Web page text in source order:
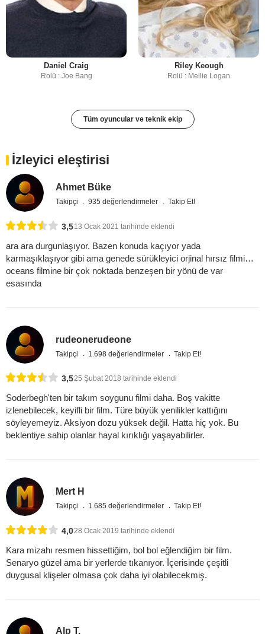
Daniel Craig
Rolü : Joe Bang
Riley Keough
Rolü : Mellie Logan
Tüm oyuncular ve teknik ekip
İzleyici eleştirisi
Ahmet Büke
Takipçi 935 değerlendirmeler Takip Et!
3,513 Ocak 2021 tarihinde eklendi
ara ara durgunlaşıyor. Bazen konuda kaçıyor yada
karmaşıklaşıyor gibi ama genede sürükleyici orjinal hırsız filmi…
oceans filmine bir çok noktada benzeşen bir yönü de var
esasında
rudeonerudeone
Takipçi 1.698 değerlendirmeler Takip Et!
3,525 Şubat 2018 tarihinde eklendi
Soderbegh'ten bir takım soygunu filmi daha. Boş vakitte
izlenebilecek, keyifli bir film. Türe büyük yenilikler kattığını
söyleyemeyiz. Aksiyon dozu yüksek değil. Hatta hiç yok. Bu
beklentiye sahip olanlar hayal kırıklığı yaşayabilirler.
Mert H
Takipçi 1.685 değerlendirmeler Takip Et!
4,028 Ocak 2019 tarihinde eklendi
Kara mizahı resmen hissettiğim, bol bol eğlendiğim bir film.
Senaryo güzel ama bir yerlerde tıkanıyor. İçerisinde çeşitli
duygusal klişeler olmasa çok daha iyi olabilecekmiş.
Alp T.